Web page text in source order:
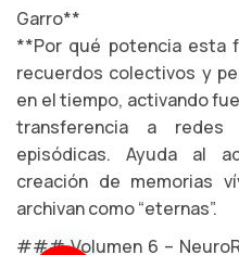
Garro**
**Por qué potencia esta
recuerdos colectivos y
en el tiempo, activando
transferencia a redes
episódicas. Ayuda al
creación de memorias
archivan como “eternas”.
### Volumen 6 –